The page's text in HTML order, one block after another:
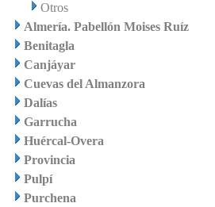
Otros
Almería. Pabellón Moises Ruíz
Benitagla
Canjáyar
Cuevas del Almanzora
Dalías
Garrucha
Huércal-Overa
Provincia
Pulpí
Purchena